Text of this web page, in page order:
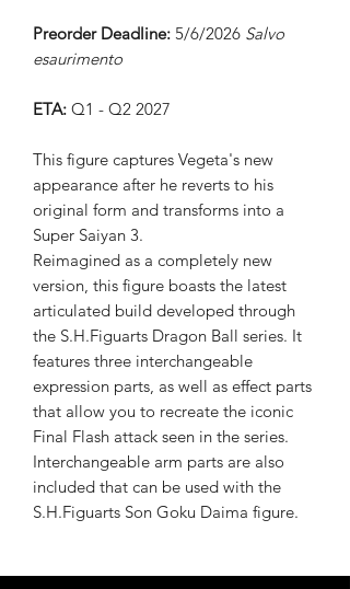
Preorder Deadline: 5/6/2026 Salvo
esaurimento
ETA: Q1 - Q2 2027
This figure captures Vegeta's new
appearance after he reverts to his
original form and transforms into a
Super Saiyan 3.
Reimagined as a completely new
version, this figure boasts the latest
articulated build developed through
the S.H.Figuarts Dragon Ball series. It
features three interchangeable
expression parts, as well as effect parts
that allow you to recreate the iconic
Final Flash attack seen in the series.
Interchangeable arm parts are also
included that can be used with the
S.H.Figuarts Son Goku Daima figure.